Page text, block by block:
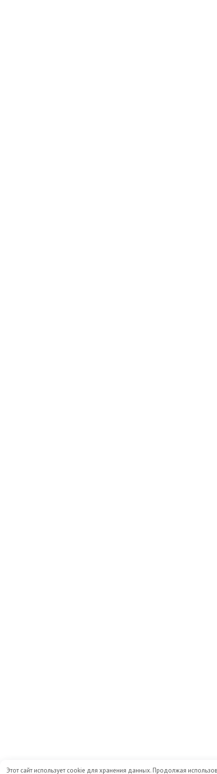
Этот сайт использует cookie для хранения данных. Продолжая